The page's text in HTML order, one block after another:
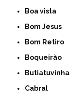
Boa vista
Bom Jesus
Bom Retiro
Boqueirão
Butiatuvinha
Cabral